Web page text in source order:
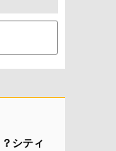
シティ